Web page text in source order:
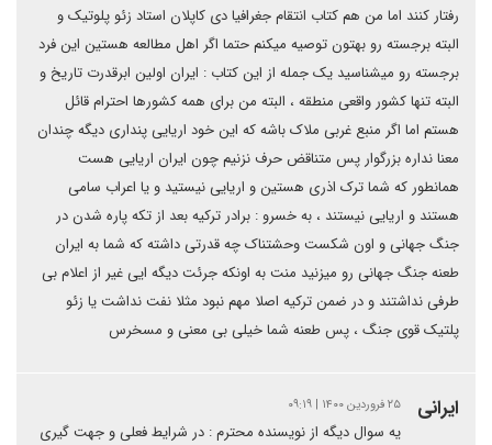
رفتار کنند اما من هم کتاب انتقام جغرافیا دی کاپلان استاد زئو پلوتیک و
البته برجسته رو بهتون توصیه میکنم حتما اگر اهل مطالعه هستین این فرد
برجسته رو میشناسید یک جمله از این کتاب : ایران اولین ابرقدرت تاریخ و
البته تنها کشور واقعی منطقه ، البته من برای همه کشورها احترام قائل
هستم اما اگر منبع غربی ملاک باشه که این خود اریایی پنداری دیگه چندان
معنا نداره بزرگوار پس متناقض حرف نزنیم چون ایران اریایی هست
همانطور که شما ترک اذری هستین و اریایی نیستید و یا اعراب سامی
هستند و اریایی نیستند ، به خسرو : برادر ترکیه بعد از تکه پاره شدن در
جنگ جهانی و اون شکست وحشتناک چه قدرتی داشته که شما به ایران
طعنه جنگ جهانی رو میزنید منت به اونکه جرئت دیگه ایی غیر از اعلام بی
طرفی نداشتند و در ضمن ترکیه اصلا مهم نبود مثلا نفت نداشت یا زئو
پلتیک قوی جنگ ، پس طعنه شما خیلی بی معنی و مسخرس
ایرانی ۲۵ فروردین ۱۴۰۰ | ۰۹:۱۹
یه سوال دیگه از نویسنده محترم : در شرایط فعلی و جهت گیری